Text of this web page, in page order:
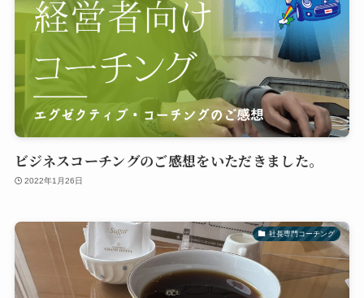
ビジネスコーチングのご感想をいただきました。
2022年1月26日
社長専門コーチング